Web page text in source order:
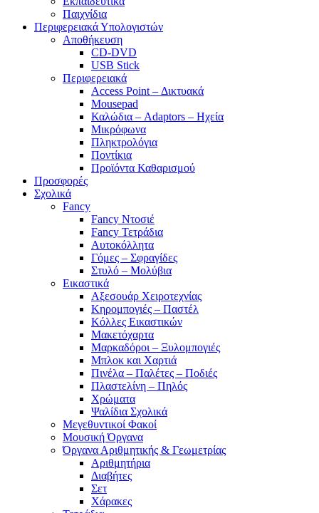
Παιχνίδια
Περιφερειακά Υπολογιστών
Αποθήκευση
CD-DVD
USB Stick
Περιφερειακά
Access Point – Δικτυακά
Mousepad
Καλώδια – Adaptors – Ηχεία
Μικρόφωνα
Πληκτρολόγια
Ποντίκια
Προϊόντα Καθαρισμού
Προσφορές
Σχολικά
Fancy
Fancy Ντοσιέ
Fancy Τετράδια
Αυτοκόλλητα
Γόμες – Σφραγίδες
Στυλό – Μολύβια
Εικαστικά
Αξεσουάρ Χειροτεχνίας
Κηρομπογιές – Παστέλ
Κόλλες Εικαστικών
Μακετόχαρτα
Μαρκαδόροι – Ξυλομπογιές
Μπλοκ και Χαρτιά
Πινέλα – Παλέτες – Ποδιές
Πλαστελίνη – Πηλός
Χρώματα
Ψαλίδια Σχολικά
Μεγεθυντικοί Φακοί
Μουσική Όργανα
Όργανα Αριθμητικής & Γεωμετρίας
Αριθμητήρια
Διαβήτες
Σετ
Χάρακες